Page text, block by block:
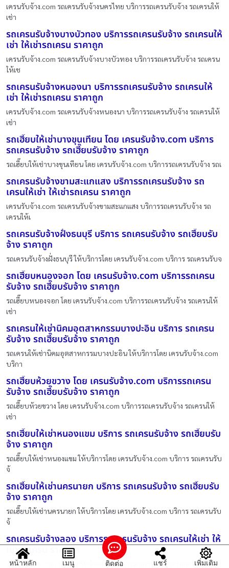
เครนรับจ้าง.com รถเครนรับจ้างนครไทย บริการรถเครนรับจ้าง รถเครนให้
เช่า
รถเครนรับจ้างบางบัวทอง บริการรถเครนรับจ้าง รถเครนให้
เช่า ให้เช่ารถเครน ราคาถูก
เครนรับจ้าง.com รถเครนรับจ้างบางบัวทอง บริการรถเครนรับจ้าง รถเครน
ให้เช
รถเครนรับจ้างหนองนา บริการรถเครนรับจ้าง รถเครนให้
เช่า ให้เช่ารถเครน ราคาถูก
เครนรับจ้าง.com รถเครนรับจ้างหนองนา บริการรถเครนรับจ้าง รถเครนให้
เช่า
รถเฮี๊ยบให้เช่าบางขุนเทียน โดย เครนรับจ้าง.com บริการ
รถเครนรับจ้าง รถเฮี๊ยบรับจ้าง ราคาถูก
รถเฮี๊ยบให้เช่าบางขุนเทียน โดย เครนรับจ้าง.com บริการรถเครนรับจ้าง รถเ
รถเครนรับจ้างขามสะแกแสง บริการรถเครนรับจ้าง รถ
เครนให้เช่า ให้เช่ารถเครน ราคาถูก
เครนรับจ้าง.com รถเครนรับจ้างขามสะแกแสง บริการรถเครนรับจ้าง รถ
เครนให้เ
รถเครนรับจ้างฝั่งธนบุรี บริการ รถเครนรับจ้าง รถเฮี๊ยบรับ
จ้าง ราคาถูก
รถเครนรับจ้างฝั่งธนบุรี ให้บริการโดย เครนรับจ้าง.com บริการ รถเครนรับจ
รถเฮี๊ยบหนองจอก โดย เครนรับจ้าง.com บริการรถเครน
รับจ้าง รถเฮี๊ยบรับจ้าง ราคาถูก
รถเฮี๊ยบหนองจอก โดย เครนรับจ้าง.com บริการรถเครนรับจ้าง รถเครนให้
เช่า
รถเครนให้เช่านิคมอุตสาหกรรมบางปะอิน บริการ รถเครน
รับจ้าง รถเฮี๊ยบรับจ้าง ราคาถูก
รถเครนให้เช่านิคมอุตสาหกรรมบางปะอิน ให้บริการโดย เครนรับจ้าง.com
บริกา
รถเฮี๊ยบห้วยขวาง โดย เครนรับจ้าง.com บริการรถเครน
รับจ้าง รถเฮี๊ยบรับจ้าง ราคาถูก
รถเฮี๊ยบห้วยขวาง โดย เครนรับจ้าง.com บริการรถเครนรับจ้าง รถเครนให้
เช่า
รถเฮี๊ยบให้เช่าหนองแขม บริการ รถเครนรับจ้าง รถเฮี๊ยบรับ
จ้าง ราคาถูก
รถเฮี๊ยบให้เช่าหนองแขม ให้บริการโดย เครนรับจ้าง.com บริการ รถเครนรับ
จ้
รถเฮี๊ยบให้เช่านครนายก บริการ รถเครนรับจ้าง รถเฮี๊ยบรับ
จ้าง ราคาถูก
รถเฮี๊ยบให้เช่านครนายก ให้บริการโดย เครนรับจ้าง.com บริการ รถเครนรับ
จ้
รถเครนรับจ้างลอง บริการรถเครนรับจ้าง รถเครนให้เช่า ให้
เช่ารถเครน ราคาถูก
เครนรับจ้าง.com รถเครนรับจ้างลอง บริการรถเครนรับจ้าง รถเครนให้เช่า
หน้าหลัก เมนู ติดต่อ แชร์ เพิ่มเติม